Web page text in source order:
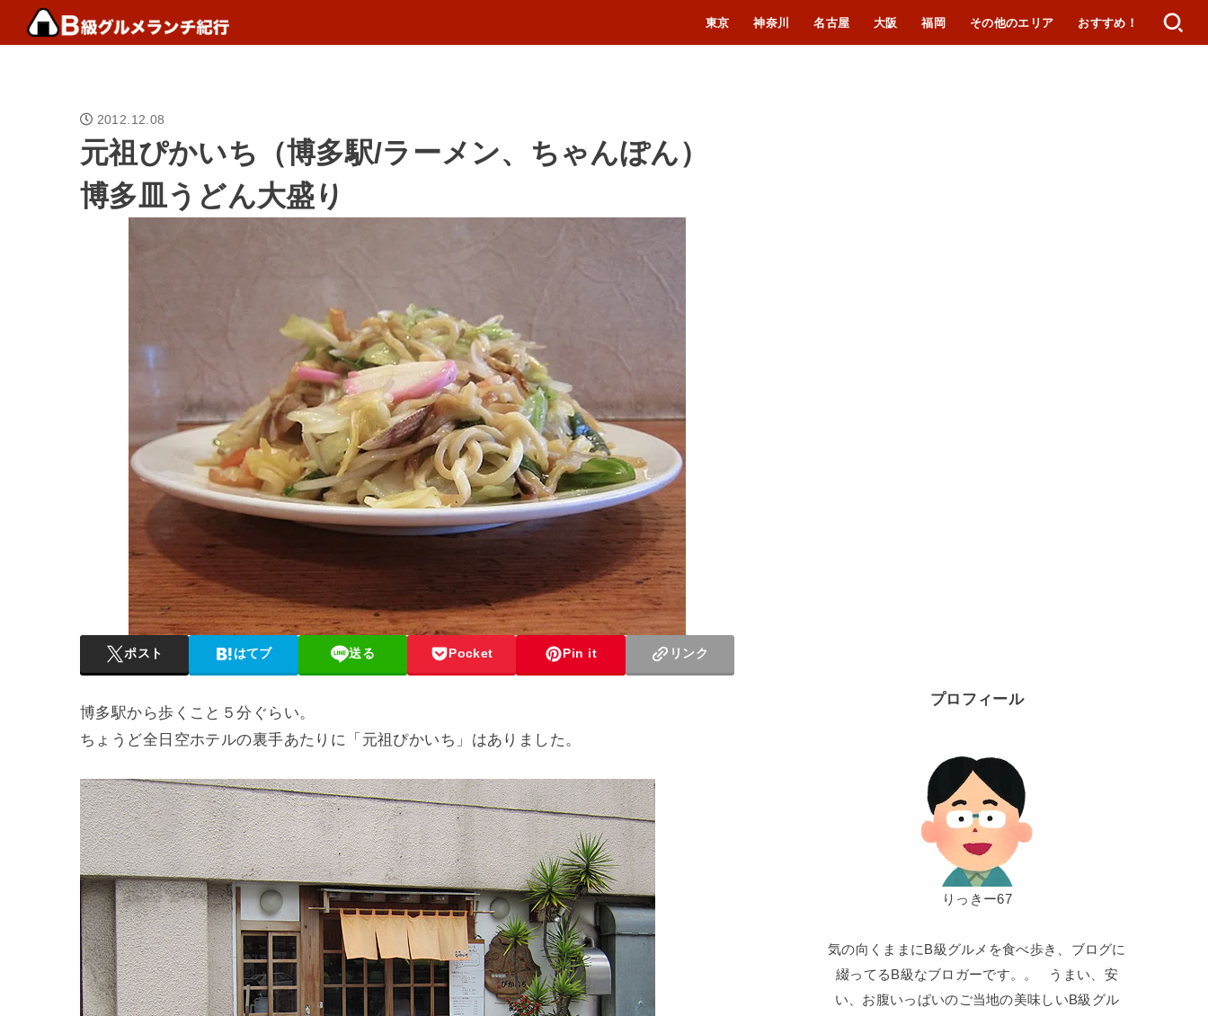
東京 神奈川 名古屋 大阪 福岡 その他のエリア おすすめ！
2012.12.08
元祖ぴかいち（博多駅/ラーメン、ちゃんぽん）
博多皿うどん大盛り
ポスト はてブ 送る Pocket Pin it リンク
博多駅から歩くこと５分ぐらい。
ちょうど全日空ホテルの裏手あたりに「元祖ぴかいち」はありました。
プロフィール
りっきー67
気の向くままにB級グルメを食べ歩き、ブログに
綴ってるB級なブロガーです。。 うまい、安
い、お腹いっぱいのご当地の美味しいB級グル